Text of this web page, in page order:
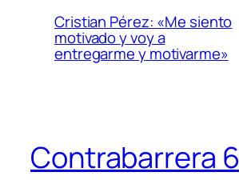
Cristian Pérez: «Me siento
motivado y voy a
entregarme y motivarme»
Contrabarrera 6